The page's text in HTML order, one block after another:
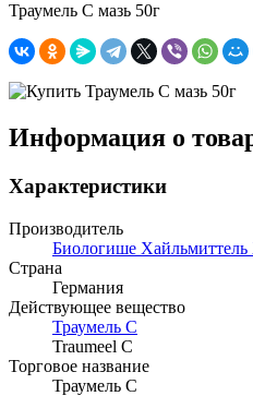
Траумель С мазь 50г
Информация о
Характеристики
Производитель
Биологише
Страна
Германия
Действующее вещество
Траумель С
Traumeel C
Торговое название
Траумель С